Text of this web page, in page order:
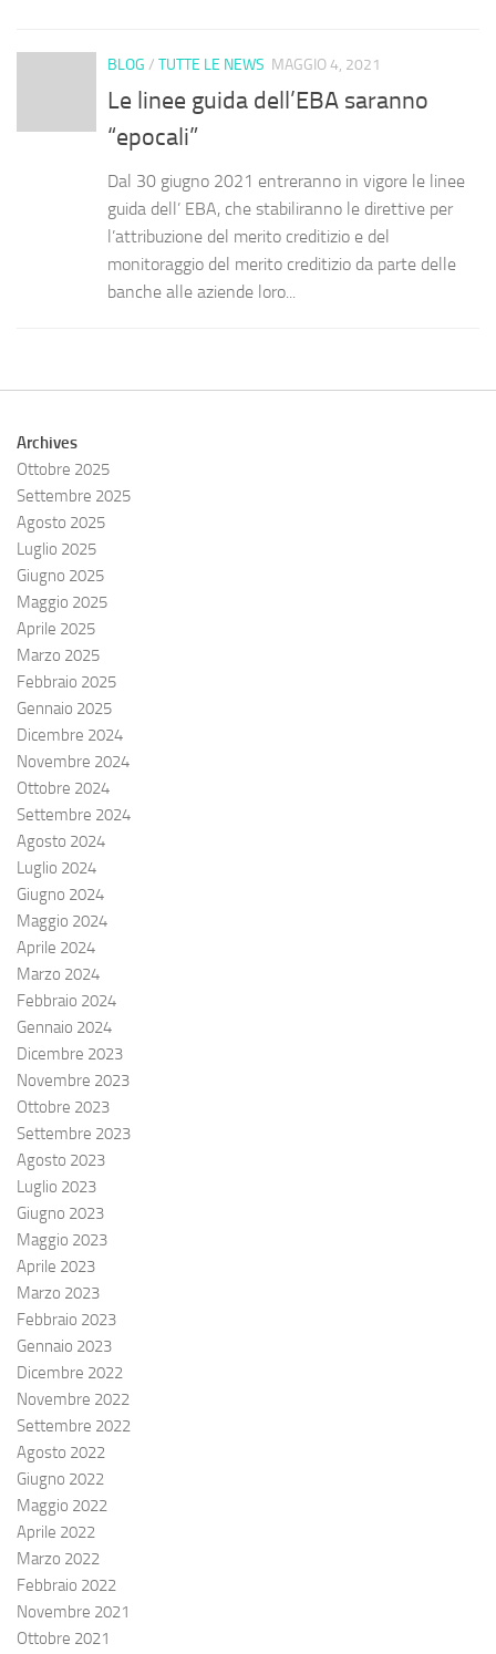
BLOG / TUTTE LE NEWS MAGGIO 4, 2021
Le linee guida dell’EBA saranno
“epocali”
Dal 30 giugno 2021 entreranno in vigore le linee
guida dell’ EBA, che stabiliranno le direttive per
l’attribuzione del merito creditizio e del
monitoraggio del merito creditizio da parte delle
banche alle aziende loro...
Archives
Ottobre 2025
Settembre 2025
Agosto 2025
Luglio 2025
Giugno 2025
Maggio 2025
Aprile 2025
Marzo 2025
Febbraio 2025
Gennaio 2025
Dicembre 2024
Novembre 2024
Ottobre 2024
Settembre 2024
Agosto 2024
Luglio 2024
Giugno 2024
Maggio 2024
Aprile 2024
Marzo 2024
Febbraio 2024
Gennaio 2024
Dicembre 2023
Novembre 2023
Ottobre 2023
Settembre 2023
Agosto 2023
Luglio 2023
Giugno 2023
Maggio 2023
Aprile 2023
Marzo 2023
Febbraio 2023
Gennaio 2023
Dicembre 2022
Novembre 2022
Settembre 2022
Agosto 2022
Giugno 2022
Maggio 2022
Aprile 2022
Marzo 2022
Febbraio 2022
Novembre 2021
Ottobre 2021